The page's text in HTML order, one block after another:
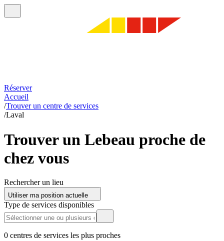
Réserver
Accueil
/Trouver un centre de services
/Laval
Trouver un Lebeau proche de
chez vous
Rechercher un lieu
Utiliser ma position actuelle
Type de services disponibles
0 centres de services les plus proches